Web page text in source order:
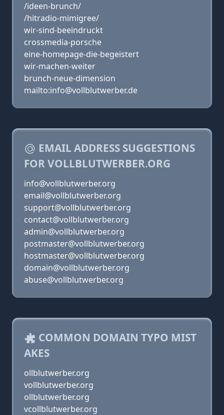
/ideen-brunch/
/hitradio-mimigree/
wir-sind-beeindruckt
crossmedia-porsche
eine-homepage-die-begeistert
wir-machen-weiter
brunch-neue-dimension
mailto:info@vollblutwerber.de
EMAIL ADDRESS SUGGESTIONS
FOR VOLLBLUTWERBER.ORG
info@vollblutwerber.org
email@vollblutwerber.org
support@vollblutwerber.org
contact@vollblutwerber.org
admin@vollblutwerber.org
postmaster@vollblutwerber.org
hostmaster@vollblutwerber.org
domain@vollblutwerber.org
abuse@vollblutwerber.org
COMMON DOMAIN TYPO MIST
AKES
ollblutwerber.org
vollblutwerber.org
ollblutwerber.org
vcollblutwerber.org